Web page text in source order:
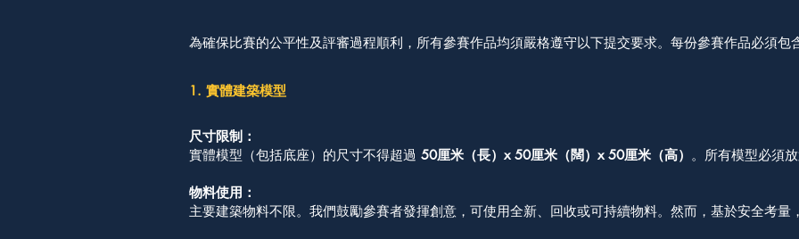
為確保比賽的公平性及評審過程順利，所有參賽作品均須嚴格遵守以下提交要求。每份參賽作品必須包
1. 實體建築模型
尺寸限制：
實體模型（包括底座）的尺寸不得超過 50厘米（長）x 50厘米（闊）x 50厘米（高） 。所有模型必須
物料使用：
主要建築物料不限。我們鼓勵參賽者發揮創意，可使用全新、回收或可持續物料。然而，基於安全考量